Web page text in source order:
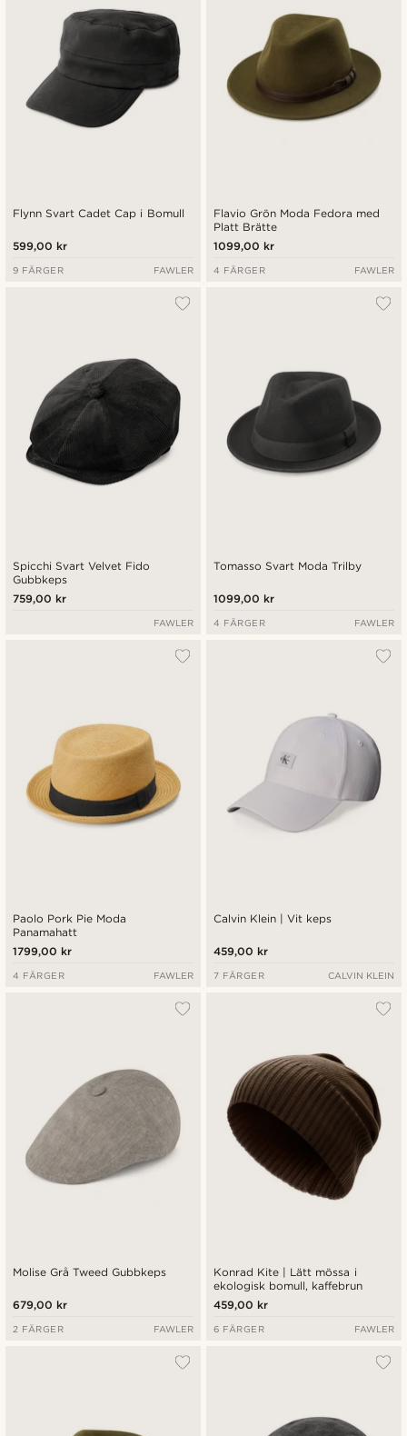
Flynn Svart Cadet Cap i Bomull
599,00 kr
9 FÄRGER FAWLER
Flavio Grön Moda Fedora med
Platt Brätte
1099,00 kr
4 FÄRGER FAWLER
Spicchi Svart Velvet Fido
Gubbkeps
759,00 kr
FAWLER
Tomasso Svart Moda Trilby
1099,00 kr
4 FÄRGER FAWLER
Paolo Pork Pie Moda
Panamahatt
1799,00 kr
4 FÄRGER FAWLER
Calvin Klein | Vit keps
459,00 kr
7 FÄRGER CALVIN KLEIN
Molise Grå Tweed Gubbkeps
679,00 kr
2 FÄRGER FAWLER
Konrad Kite | Lätt mössa i
ekologisk bomull, kaffebrun
459,00 kr
6 FÄRGER FAWLER